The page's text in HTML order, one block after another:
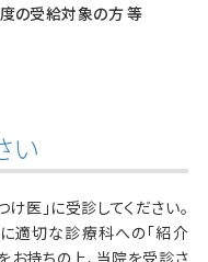
の受給対象の方 等
い
医」に受診してください。
適切な診療科への「紹介